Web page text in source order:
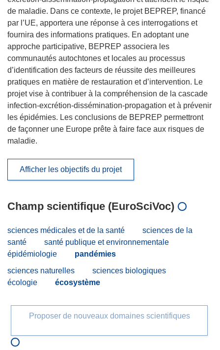
de maladie. Dans ce contexte, le projet BEPREP, financé
par l’UE, apportera une réponse à ces interrogations et
fournira des informations pratiques. En adoptant une
approche participative, BEPREP associera les
communautés autochtones et locales au processus
d’identification des facteurs de réussite des meilleures
pratiques en matière de restauration et d’intervention. Le
projet vise à contribuer à la compréhension de la cascade
infection-excrétion-dissémination-propagation et à prévenir
les épidémies. Les conclusions de BEPREP permettront
de façonner une Europe prête à faire face aux risques de
maladie.
Afficher les objectifs du projet
Champ scientifique (EuroSciVoc)
sciences médicales et de la santé
sciences de la
santé
santé publique et environnementale
épidémiologie
pandémies
sciences naturelles
sciences biologiques
écologie
écosystème
Proposer de nouveaux domaines scientifiques